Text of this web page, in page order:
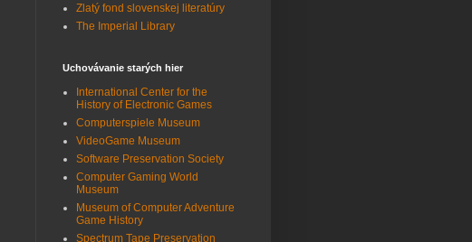
Zlatý fond slovenskej literatúry
The Imperial Library
Uchovávanie starých hier
International Center for the
History of Electronic Games
Computerspiele Museum
VideoGame Museum
Software Preservation Society
Computer Gaming World
Museum
Museum of Computer Adventure
Game History
Spectrum Tape Preservation